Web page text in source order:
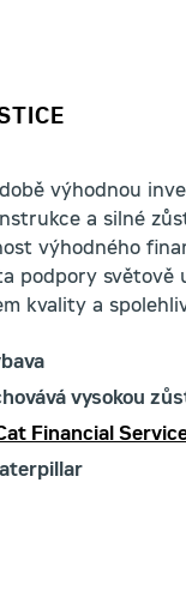
výhodnou
a silné
výhodného
podpory světově
kvality a
vysokou
Financial